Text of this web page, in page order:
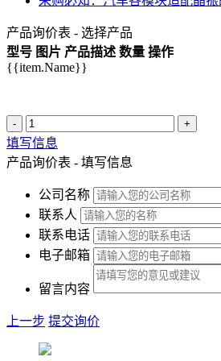
产品询价表 - 选择产品
型号 图片 产品描述 数量 操作
{{item.Name}}
- +
填写信息
产品询价表 - 填写信息
公司名称
联系人
联系电话
电子邮箱
留言内容
上一步 提交询价